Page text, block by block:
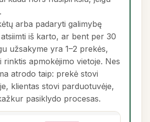
arba padaryti galimybę
iš karto, ar bent per 30
užsakyme yra 1–2 prekės,
rinktis apmokėjimo vietoje. Nes
atrodo taip: prekė stovi
klientas stovi parduotuvėje,
pasiklydo procesas.